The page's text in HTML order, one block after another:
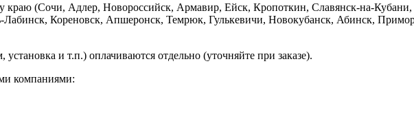
краю (Сочи, Адлер, Новороссийск, Армавир, Ейск, Кропоткин, Славянск-на-
Лабинск, Кореновск, Апшеронск, Темрюк, Гулькевичи, Новокубанск, Абинск,
и т.п.) оплачиваются отдельно (уточняйте при заказе).
компаниями: